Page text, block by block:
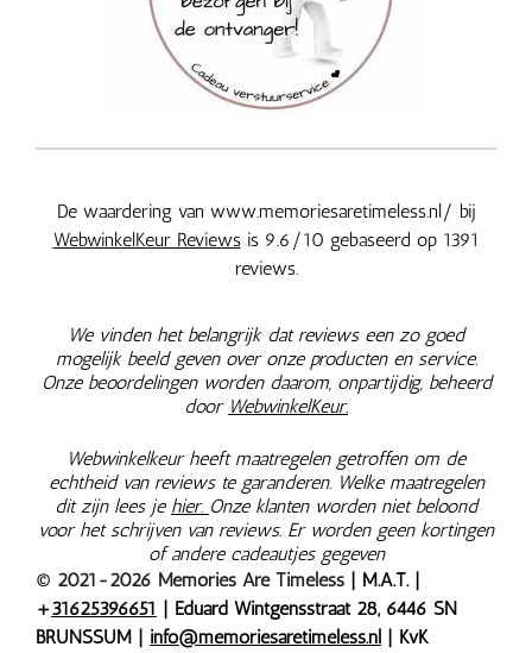
De waardering van www.memoriesaretimeless.nl/ bij
WebwinkelKeur Reviewsis 9.6/10 gebaseerd op 1391
reviews.
We vinden het belangrijk dat reviews een zo goed
mogelijk beeld geven over onze producten en service.
Onze beoordelingen worden daarom, onpartijdig, beheerd
door WebwinkelKeur.
Webwinkelkeur heeft maatregelen getroffen om de
echtheid van reviews te garanderen. Welke maatregelen
dit zijn lees je hier. Onze klanten worden niet beloond
voor het schrijven van reviews. Er worden geen kortingen
of andere cadeautjes gegeven
© 2021-2026 Memories Are Timeless | M.A.T. |
+31625396651
| Eduard Wintgensstraat 28, 6446 SN
BRUNSSUM | info@memoriesaretimeless.nl
| KvK